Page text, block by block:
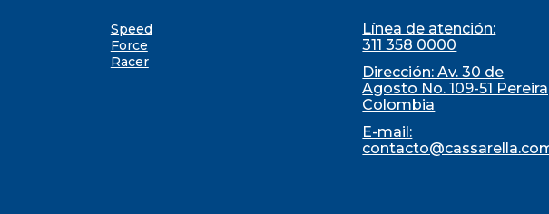
Speed
Force
Racer
Línea de atención:
311 358 0000
Dirección: Av. 30 de
Agosto No. 109-51
Colombia
E-mail: